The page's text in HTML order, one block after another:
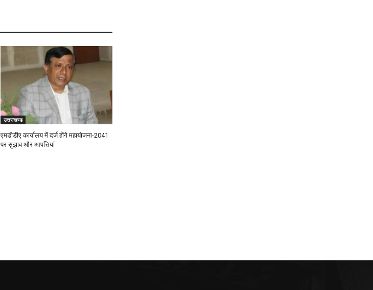
उत्तराखण्ड
एमडीडीए कार्यालय में दर्ज होंगे महायोजना-2041
पर सुझाव और आपत्तियां